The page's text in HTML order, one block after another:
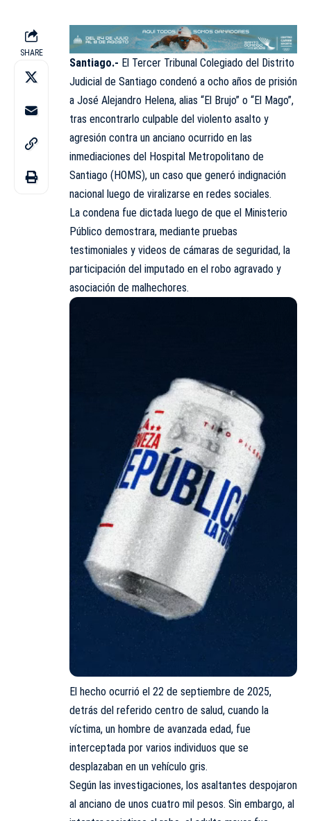
SHARE
Santiago.- El Tercer Tribunal Colegiado del Distrito
Judicial de Santiago condenó a ocho años de prisión
a José Alejandro Helena, alias “El Brujo” o “El Mago”,
tras encontrarlo culpable del violento asalto y
agresión contra un anciano ocurrido en las
inmediaciones del Hospital Metropolitano de
Santiago (HOMS), un caso que generó indignación
nacional luego de viralizarse en redes sociales.
La condena fue dictada luego de que el Ministerio
Público demostrara, mediante pruebas
testimoniales y videos de cámaras de seguridad, la
participación del imputado en el robo agravado y
asociación de malhechores.
El hecho ocurrió el 22 de septiembre de 2025,
detrás del referido centro de salud, cuando la
víctima, un hombre de avanzada edad, fue
interceptada por varios individuos que se
desplazaban en un vehículo gris.
Según las investigaciones, los asaltantes despojaron
al anciano de unos cuatro mil pesos. Sin embargo, al